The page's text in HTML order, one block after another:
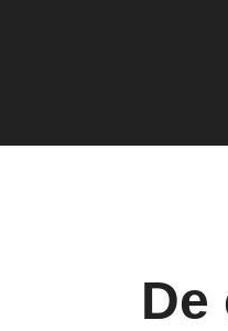
De